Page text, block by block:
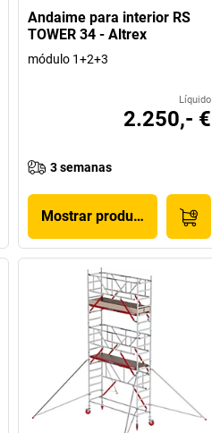
Andaime para interior RS
TOWER 34 - Altrex
módulo 1+2+3
Líquido
2.250,- €
3 semanas
Mostrar produto